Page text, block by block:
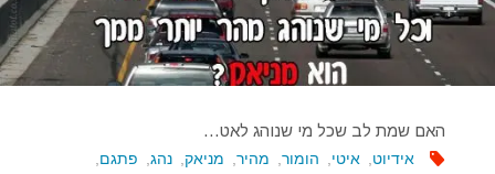
האם שמת לב שכל מי שנוהג לאט…
אידיוט, איטי, הומור, מהיר, מניאק, נהג, פתגם,